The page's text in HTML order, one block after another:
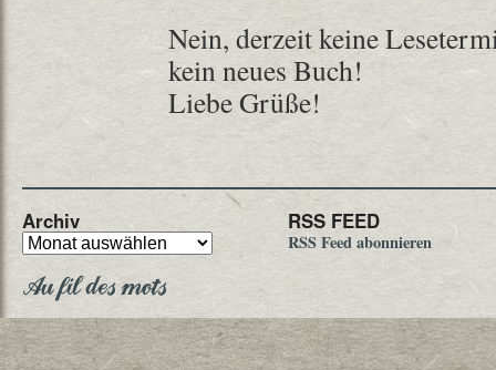
Nein, derzeit keine
kein neues Buch!
Liebe Grüße!
Archiv RSS FEED
RSS Feed abonnieren
Au fil des mots